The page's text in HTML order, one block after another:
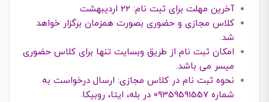
آخرین مهلت برای ثبت نام: 22 اردیبهشت
کلاس مجازی و حضوری بصورت همزمان برگزار خواهد
شد.
امکان ثبت نام از طریق وبسایت تنها برای کلاس حضوری
میسر می باشد.
نحوه ثبت نام در کلاس مجازی: ارسال درخواست به
شماره 09359591557 در بله، ایتا، روبیکا.